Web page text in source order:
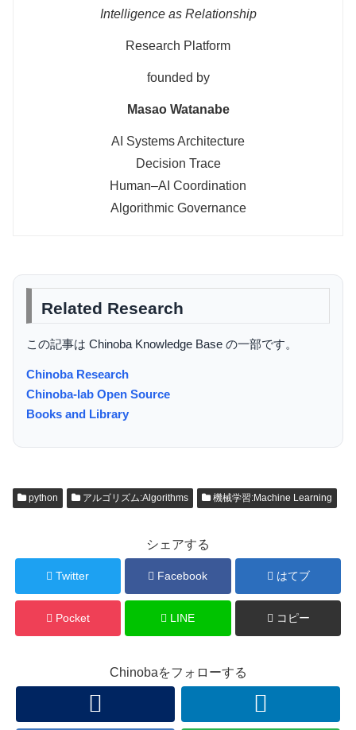
Intelligence as Relationship
Research Platform
founded by
Masao Watanabe
AI Systems Architecture
Decision Trace
Human–AI Coordination
Algorithmic Governance
Related Research
この記事は Chinoba Knowledge Base の一部です。
Chinoba Research
Chinoba-lab Open Source
Books and Library
python アルゴリズム:Algorithms 機械学習:Machine Learning
シェアする
Twitter Facebook はてブ
Pocket LINE コピー
Chinobaをフォローする